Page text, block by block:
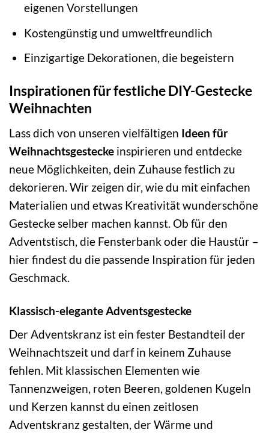
eigenen Vorstellungen
Kostengünstig und umweltfreundlich
Einzigartige Dekorationen, die begeistern
Inspirationen für festliche DIY-Gestecke
Weihnachten
Lass dich von unseren vielfältigen Ideen für
Weihnachtsgestecke inspirieren und entdecke
neue Möglichkeiten, dein Zuhause festlich zu
dekorieren. Wir zeigen dir, wie du mit einfachen
Materialien und etwas Kreativität wunderschöne
Gestecke selber machen kannst. Ob für den
Adventstisch, die Fensterbank oder die Haustür –
hier findest du die passende Inspiration für jeden
Geschmack.
Klassisch-elegante Adventsgestecke
Der Adventskranz ist ein fester Bestandteil der
Weihnachtszeit und darf in keinem Zuhause
fehlen. Mit klassischen Elementen wie
Tannenzweigen, roten Beeren, goldenen Kugeln
und Kerzen kannst du einen zeitlosen
Adventskranz gestalten, der Wärme und